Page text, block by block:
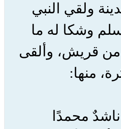
ولقي النبي
وشكا له ما
من قريش، وألقى
منها:
محمدًا